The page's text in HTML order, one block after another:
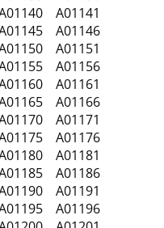
A01141
A01146
A01151
A01156
A01161
A01166
A01171
A01176
A01181
A01186
A01191
A01196